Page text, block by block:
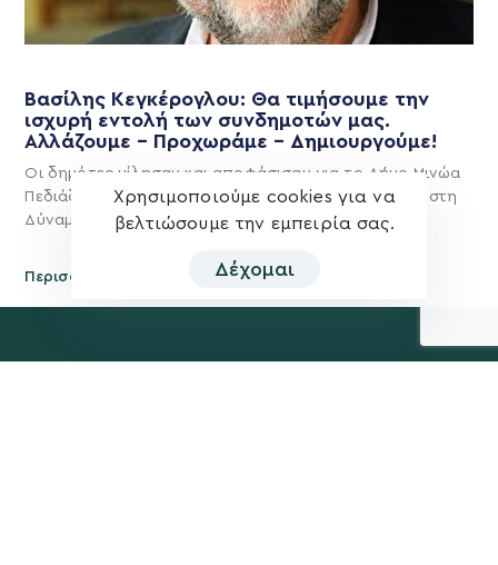
Βασίλης Κεγκέρογλου: Θα τιμήσουμε την
ισχυρή εντολή των συνδημοτών μας.
Αλλάζουμε – Προχωράμε – Δημιουργούμε!
Οι δημότες μίλησαν και αποφάσισαν για το Δήμο Μινώα
Πεδιάδας του μέλλοντος και έδωσαν ισχυρή εντολή στη
Δύναμη Προόδου και
Περισσότερα
Χρησιμοποιούμε cookies για να
βελτιώσουμε την εμπειρία σας.
Δέχομαι